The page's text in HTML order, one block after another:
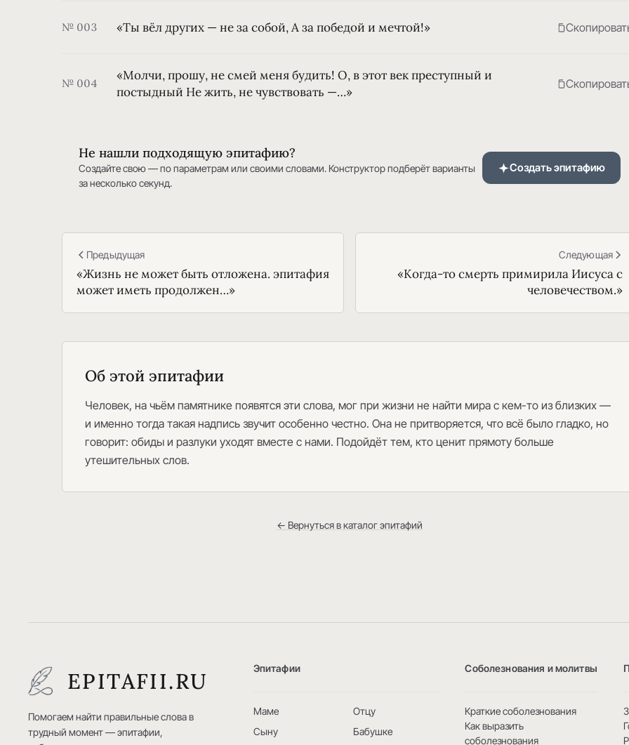
№ 003 «Ты вёл других — не за собой, А за победой и мечтой!»
№ 004
«Молчи, прошу, не смей меня будить! О, в этот век преступный и
постыдный Не жить, не чувствовать —…»
Не нашли подходящую эпитафию?
Создайте свою — по параметрам или своими словами. Конструктор подберёт варианты
за несколько секунд.
Создать эпитафию
Предыдущая
«Жизнь не может быть отложена. эпитафия
может иметь продолжен…»
Следующая
«Когда-то смерть примирила Иисуса с
человечеством.»
Об этой эпитафии
Человек, на чьём памятнике появятся эти слова, мог при жизни не найти мира с кем-то из близких —
и именно тогда такая надпись звучит особенно честно. Она не притворяется, что всё было гладко, но
говорит: обиды и разлуки уходят вместе с нами. Подойдёт тем, кто ценит прямоту больше
утешительных слов.
← Вернуться в каталог эпитафий
EPITAFII.RU
Помогаем найти правильные слова в
трудный момент — эпитафии,
Эпитафии
Маме
Отцу
Сыну
Бабушке
Соболезнования и молитвы
Краткие соболезнования
Как выразить
соболезнования